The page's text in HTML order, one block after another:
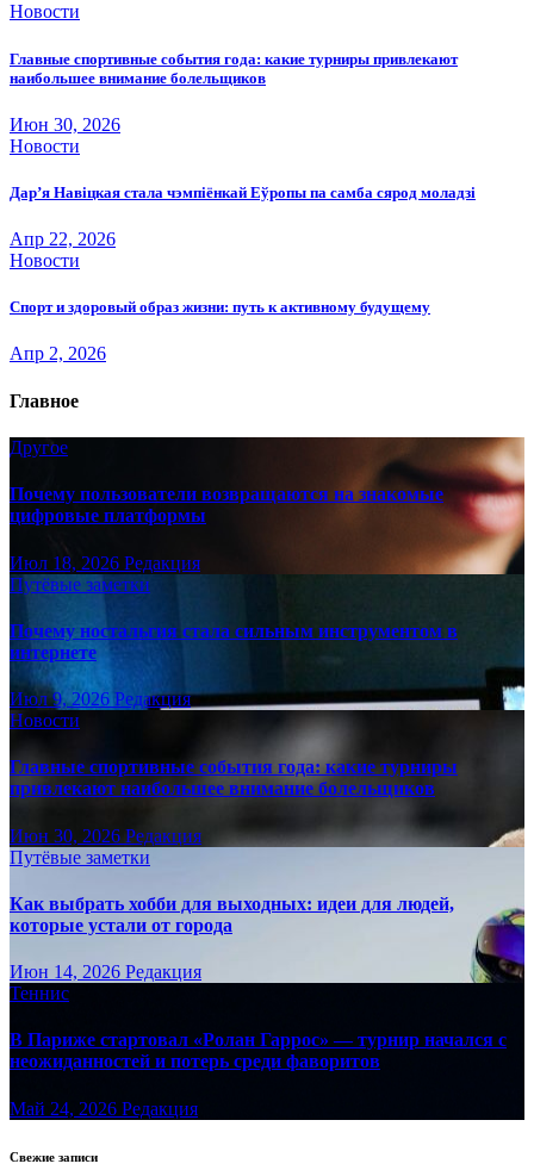
Новости
Главные спортивные события года: какие турниры привлекают
наибольшее внимание болельщиков
Июн 30, 2026
Новости
Дар’я Навіцкая стала чэмпіёнкай Еўропы па самба сярод моладзі
Апр 22, 2026
Новости
Спорт и здоровый образ жизни: путь к активному будущему
Апр 2, 2026
Главное
Другое
Почему пользователи возвращаются на знакомые
цифровые платформы
Июл 18, 2026 Редакция
Путёвые заметки
Почему ностальгия стала сильным инструментом в
интернете
Июл 9, 2026 Редакция
Новости
Главные спортивные события года: какие турниры
привлекают наибольшее внимание болельщиков
Июн 30, 2026 Редакция
Путёвые заметки
Как выбрать хобби для выходных: идеи для людей,
которые устали от города
Июн 14, 2026 Редакция
Теннис
В Париже стартовал «Ролан Гаррос» — турнир начался с
неожиданностей и потерь среди фаворитов
Май 24, 2026 Редакция
Свежие записи